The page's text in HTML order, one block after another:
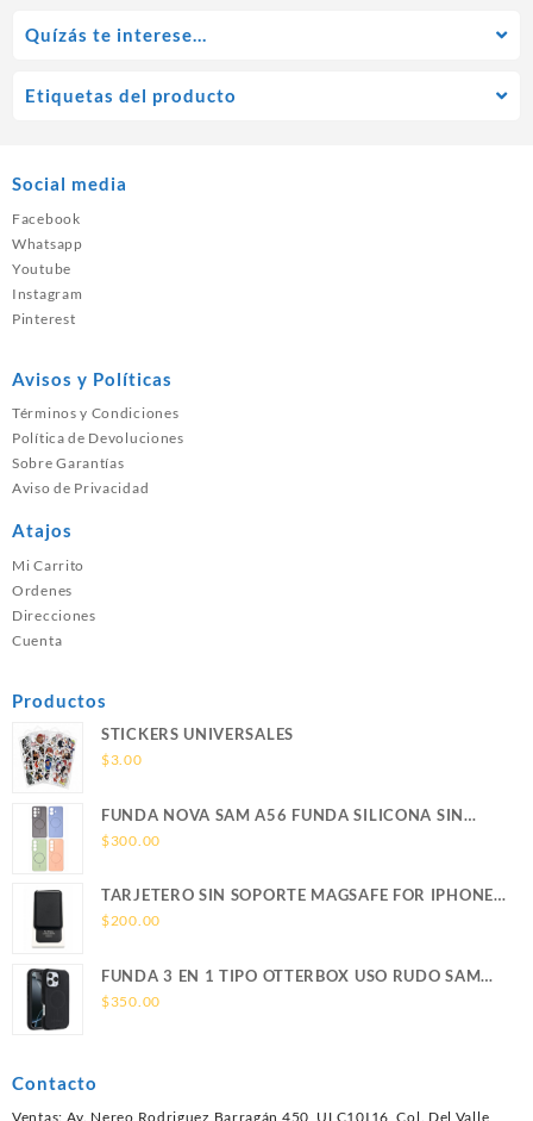
Quízás te interese…
Etiquetas del producto
Social media
Facebook
Whatsapp
Youtube
Instagram
Pinterest
Avisos y Políticas
Términos y Condiciones
Política de Devoluciones
Sobre Garantías
Aviso de Privacidad
Atajos
Mi Carrito
Ordenes
Direcciones
Cuenta
Productos
STICKERS UNIVERSALES
$3.00
FUNDA NOVA SAM A56 FUNDA SILICONA SIN
SOPORTE MAGNETICO SAMSUNG
$300.00
TARJETERO SIN SOPORTE MAGSAFE FOR IPHONE
LEATHER WALLET MAGSAFE
$200.00
FUNDA 3 EN 1 TIPO OTTERBOX USO RUDO SAM
S26 ULTRA SAMSUNG S26 ULTRA
$350.00
Contacto
Ventas: Av. Nereo Rodriguez Barragán 450, ULC10I16, Col. Del Valle,